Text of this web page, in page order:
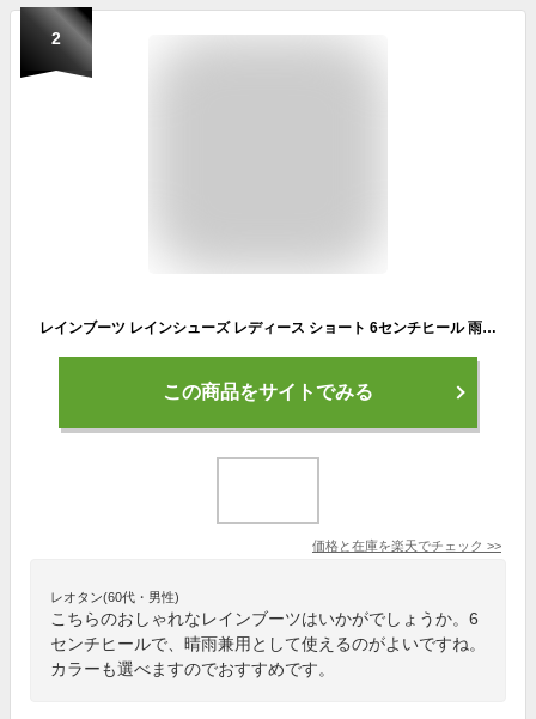
2
レインブーツ レインシューズ レディース ショート 6センチヒール 雨・晴れ兼用 撥水 ブーティ バイカラー ラバーブーツ ベルト インソール付き 22.5 23.0 23.5 24.0 24.5 ふかふか プレプラ
この商品をサイトでみる
価格と在庫を楽天でチェック >>
レオタン(60代・男性)
こちらのおしゃれなレインブーツはいかがでしょうか。6
センチヒールで、晴雨兼用として使えるのがよいですね。
カラーも選べますのでおすすめです。